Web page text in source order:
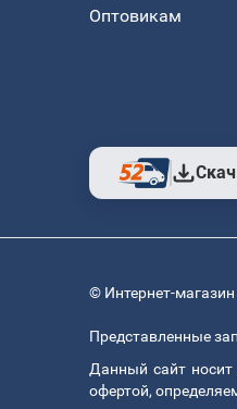
Оптовикам
© Интернет-
Представленные
Данный сайт
офертой,